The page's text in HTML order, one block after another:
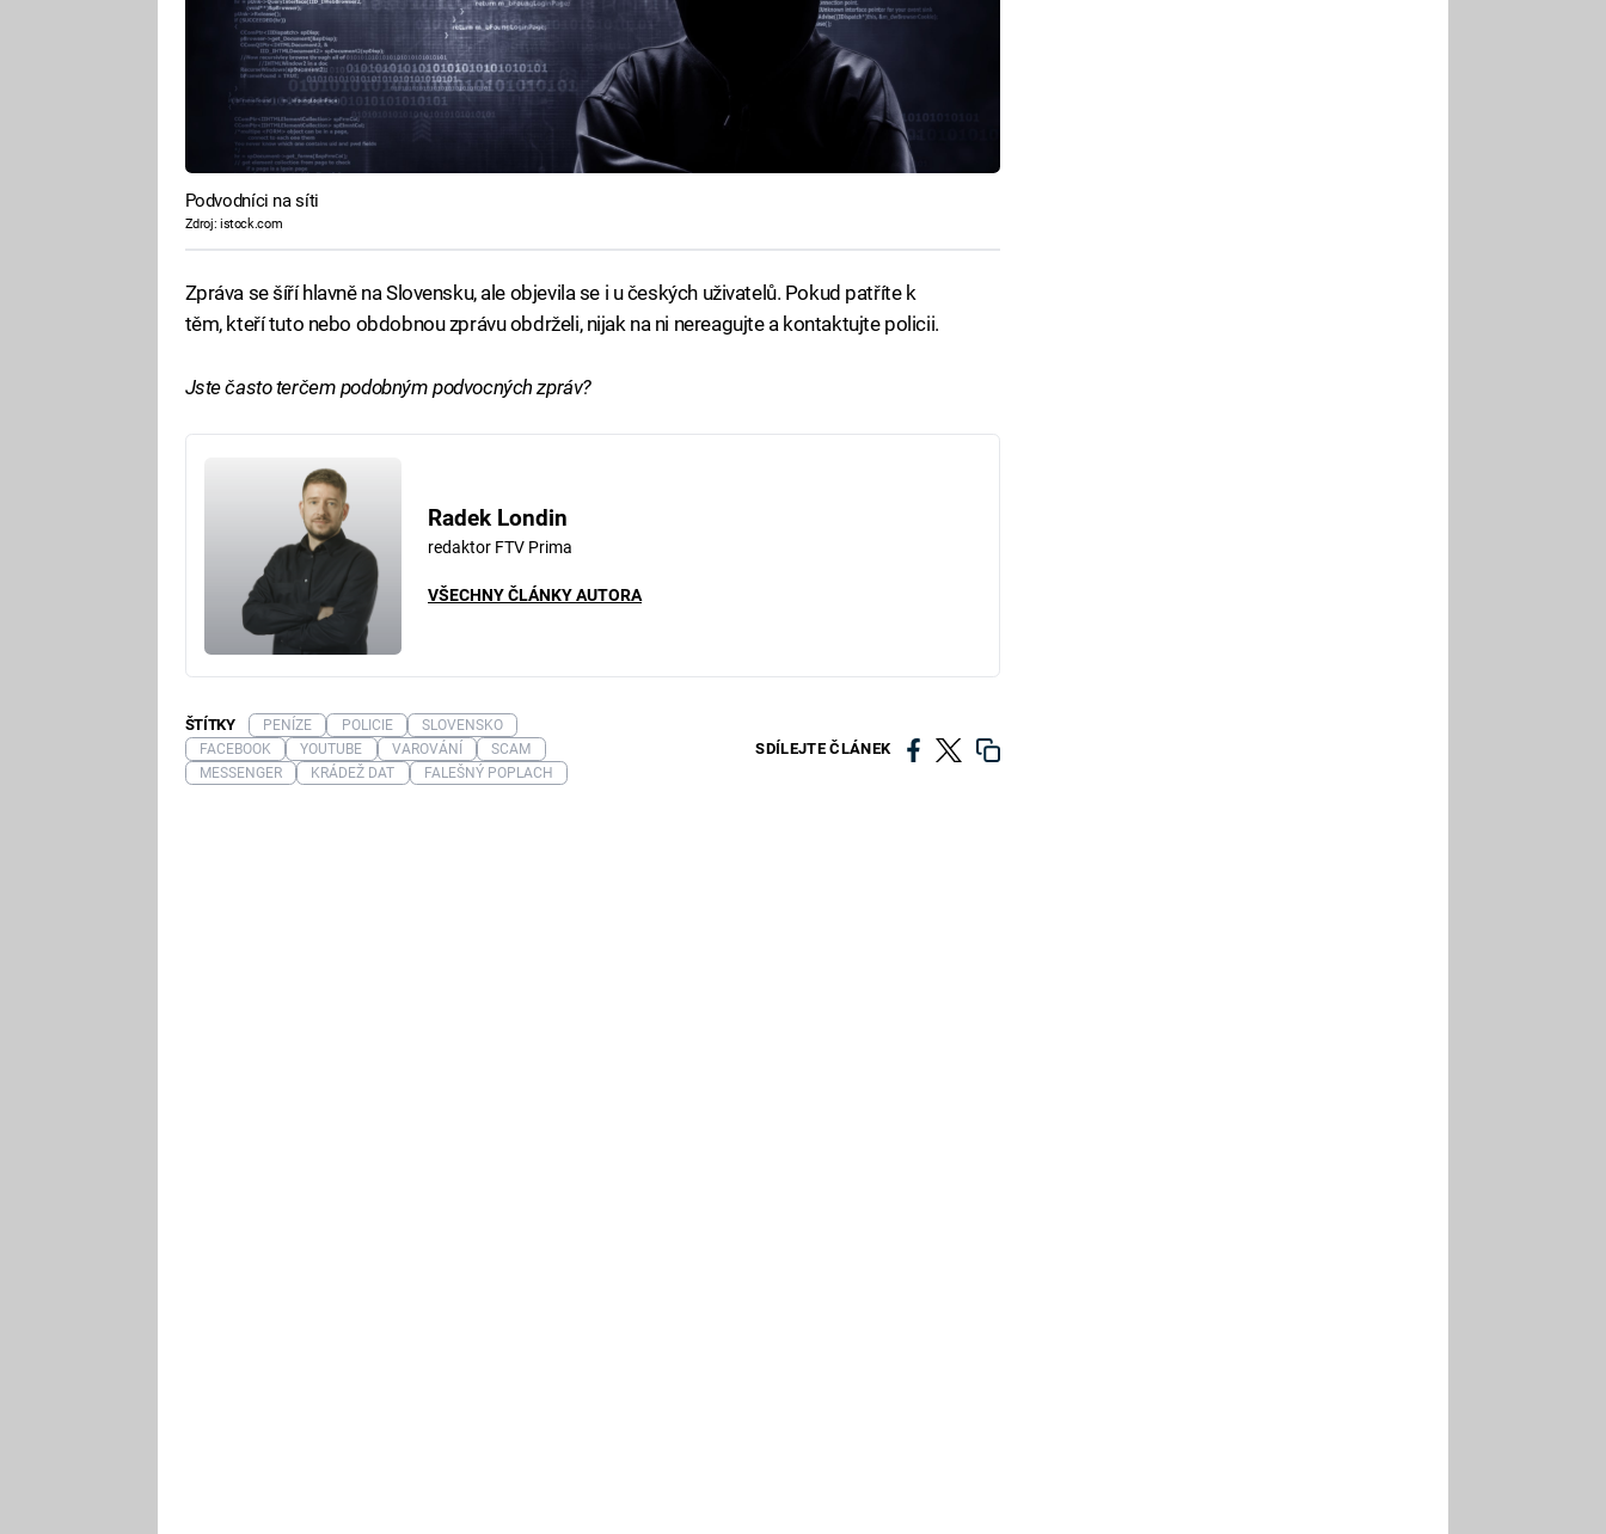
Podvodníci na síti
Zdroj: istock.com
Zpráva se šíří hlavně na Slovensku, ale objevila se i u českých uživatelů. Pokud patříte k
těm, kteří tuto nebo obdobnou zprávu obdrželi, nijak na ni nereagujte a kontaktujte policii.
Jste často terčem podobným podvocných zpráv?
Radek Londin
redaktor FTV Prima
VŠECHNY ČLÁNKY AUTORA
SDÍLEJTE ČLÁNEK
ŠTÍTKY PENÍZE POLICIE
SLOVENSKO
FACEBOOK
YOUTUBE VAROVÁNÍ
SCAM
MESSENGER
KRÁDEŽ DAT FALEŠNÝ POPLACH